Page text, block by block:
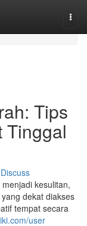
Tips
Tinggal
Discuss
kesulitan,
dekat diakses
tempat secara
user